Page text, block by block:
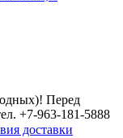
Перед
+7-963-181-5888
доставки